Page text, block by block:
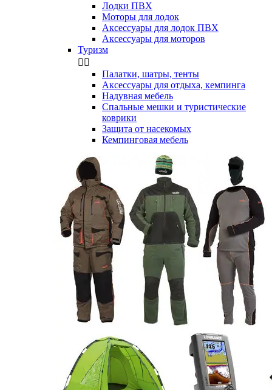
Лодки ПВХ
Моторы для лодок
Аксессуары для лодок ПВХ
Аксессуары для моторов
Туризм
 
Палатки, шатры, тенты
Аксессуары для отдыха, кемпинга
Надувная мебель
Спальные мешки и туристические
коврики
Защита от насекомых
Кемпинговая мебель